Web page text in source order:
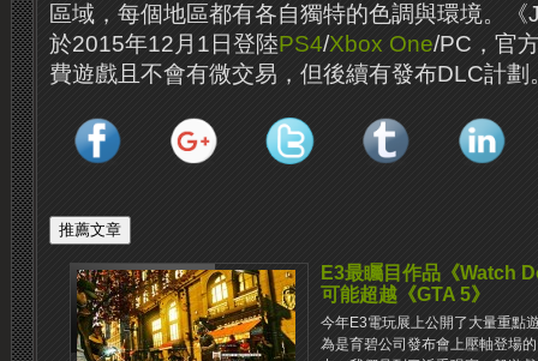
區域，每個地區都有各自獨特的色調與環境。
於2015年12月1日登陸PS4/Xbox One/PC，官
費遊戲且不會有微交易，但後續有發布DLC計劃
E3最矚目作品《Watch
可能超越《GTA 5》
今年E3電玩展上公開了大量重點
為是育碧公司發布會上壓軸登場